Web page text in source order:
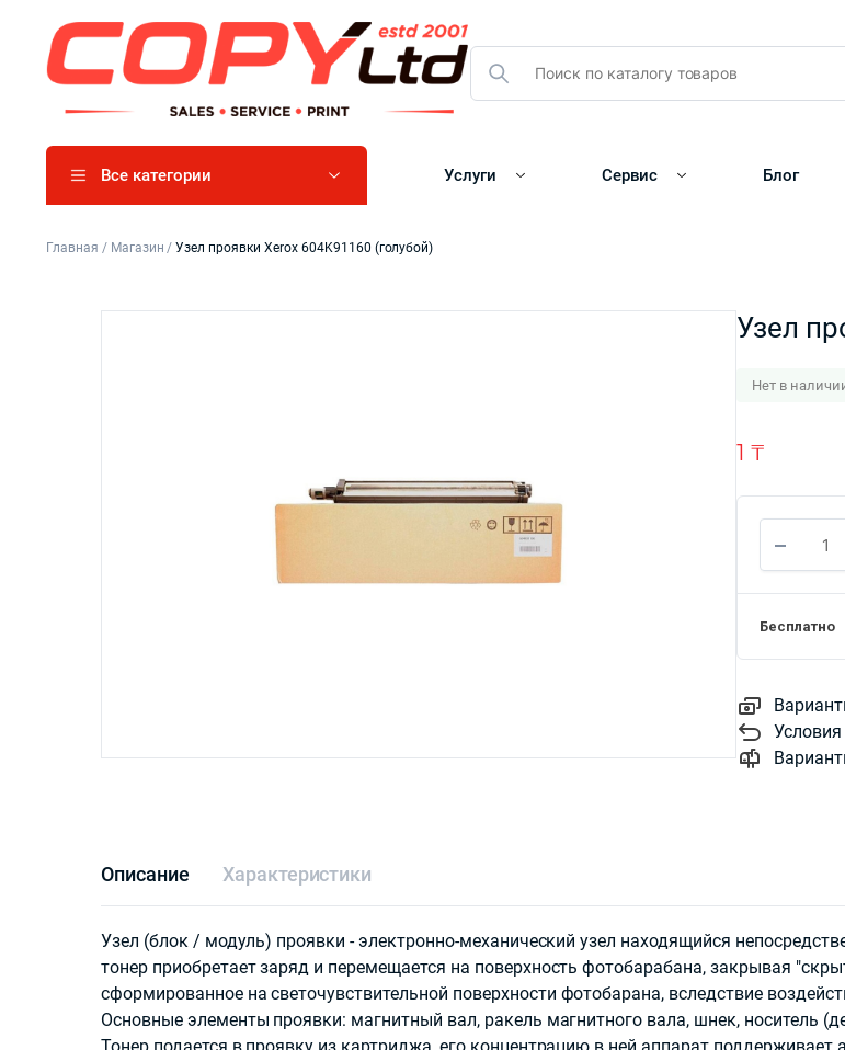
Все категории Услуги Сервис Блог
Главная / Магазин /Узел проявки Xerox 604K91160 (голубой)
Узел
Нет в
1 ₸
Бесплатно
Описание Характеристики
Узел (блок / модуль) проявки - электронно-механический узел находящийся
тонер приобретает заряд и перемещается на поверхность фотобарабана, закрывая
сформированное на светочувствительной поверхности фотобарана, вследствие
Основные элементы проявки: магнитный вал, ракель магнитного вала, шнек, носитель